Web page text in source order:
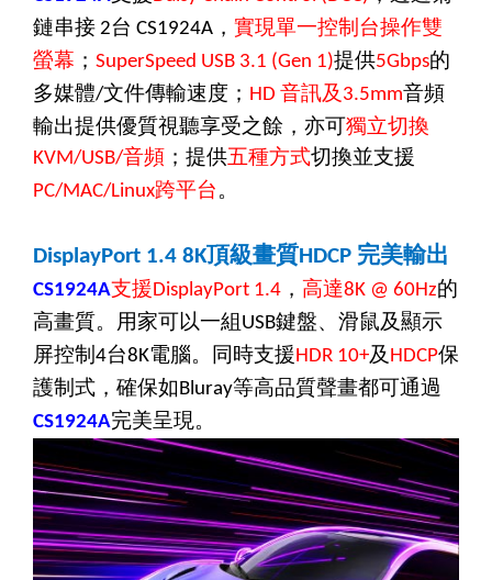
鏈串接 2台 CS1924A ， 實現單一控制台操作雙
螢幕 ； SuperSpeed USB 3.1 (Gen 1)提供5Gbps的
多媒體/文件傳輸速度； HD 音訊及 3.5mm音頻
輸出提供優質視聽享受之餘，亦可獨立切換
KVM/USB/音頻 ；提供五種方式切換並支援
PC/MAC/Linux跨平台。
DisplayPort 1.4 8K頂級畫質HDCP 完美輸出
CS1924A支援 DisplayPort 1.4 ， 高達8K @ 60Hz的
高畫質。用家可以一組USB鍵盤、滑鼠及顯示
屏控制 4台8K電腦。同時支援 HDR 10+及 HDCP保
護制式，確保如 Bluray等高品質聲畫都可通過
CS1924A完美呈現。